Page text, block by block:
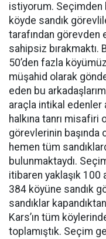
istiyorum. Seçimden
köyde sandık
tarafından görevden
sahipsiz bırakmaktı.
50’den fazla
müşahid olarak
eden bu
araçla intikal edenler
halkına tanrı misafiri
görevlerinin başında
hemen tüm
bulunmaktaydı.
itibaren yaklaşık 100
384 köyüne sandık
sandıklar
Kars’ın tüm
toplamıştık. Seçim